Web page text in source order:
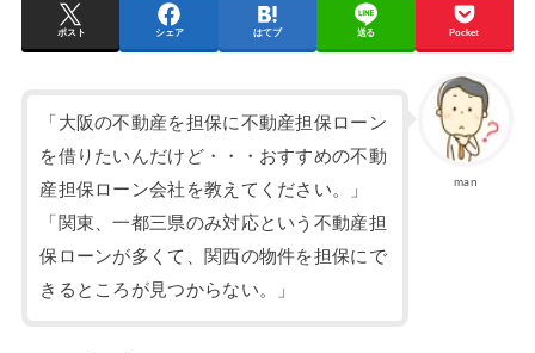
ポスト シェア はてブ 送る Pocket
man
「大阪の不動産を担保に不動産担保ローン
を借りたいんだけど・・・おすすめの不動
産担保ローン会社を教えてください。」
「関東、一都三県のみ対応という不動産担
保ローンが多くて、関西の物件を担保にで
きるところが見つからない。」